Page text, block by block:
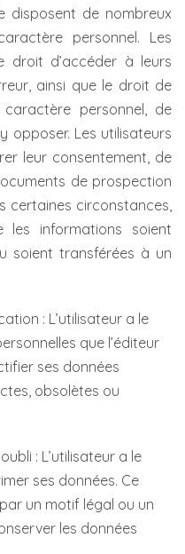
disposent de nombreux
personnel. Les
droit d’accéder à leurs
ainsi que le droit de
personnel, de
opposer. Les utilisateurs
leur consentement, de
de prospection
certaines circonstances,
informations soient
soient transférées à un
: L’utilisateur a le
que l’éditeur
ses données
obsolètes ou
: L’utilisateur a le
ses données. Ce
un motif légal ou un
les données